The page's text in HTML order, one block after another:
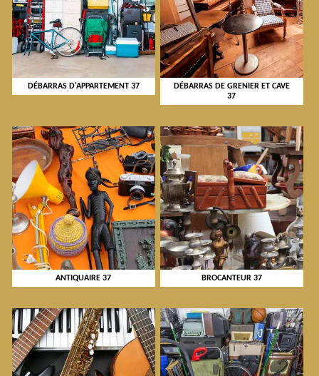
DÉBARRAS D'APPARTEMENT 37
DÉBARRAS DE GRENIER ET CAVE
37
ANTIQUAIRE 37 BROCANTEUR 37